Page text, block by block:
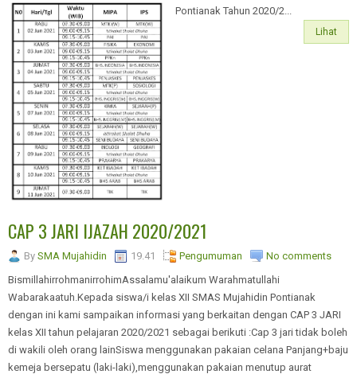
Pontianak Tahun 2020/2...
Lihat
CAP 3 JARI IJAZAH 2020/2021
By SMA Mujahidin 19.41 Pengumuman
No comments
BismillahirrohmanirrohimAssalamu'alaikum Warahmatullahi
Wabarakaatuh.Kepada siswa/i kelas XII SMAS Mujahidin Pontianak
dengan ini kami sampaikan informasi yang berkaitan dengan CAP 3 JARI
kelas XII tahun pelajaran 2020/2021 sebagai berikuti :Cap 3 jari tidak boleh
di wakili oleh orang lainSiswa menggunakan pakaian celana Panjang+baju
kemeja bersepatu (laki-laki),menggunakan pakaian menutup aurat